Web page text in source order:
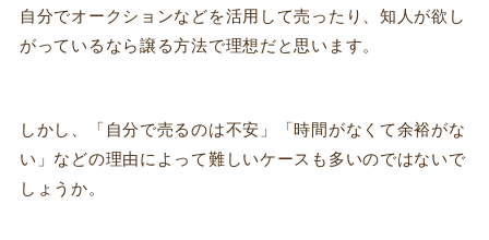
自分でオークションなどを活用して売ったり、知人が欲し
がっているなら譲る方法で理想だと思います。
しかし、「自分で売るのは不安」「時間がなくて余裕がな
い」などの理由によって難しいケースも多いのではないで
しょうか。